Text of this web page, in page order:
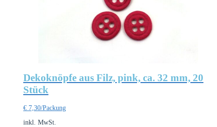
Dekoknöpfe aus Filz, pink, ca. 32 mm, 20
Stück
€ 7,30/Packung
inkl. MwSt.